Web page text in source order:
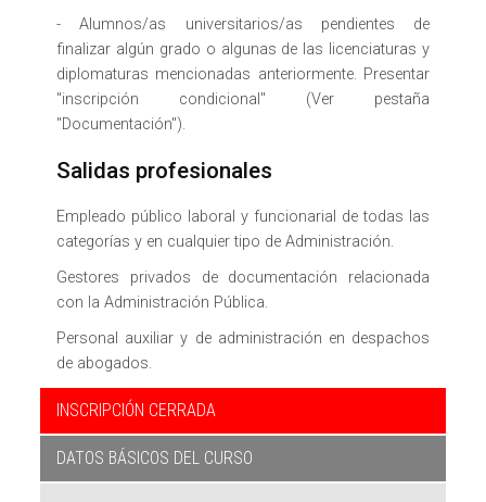
- Alumnos/as universitarios/as pendientes de
finalizar algún grado o algunas de las licenciaturas y
diplomaturas mencionadas anteriormente. Presentar
"inscripción condicional" (Ver pestaña
"Documentación").
Salidas profesionales
Empleado público laboral y funcionarial de todas las
categorías y en cualquier tipo de Administración.
Gestores privados de documentación relacionada
con la Administración Pública.
Personal auxiliar y de administración en despachos
de abogados.
INSCRIPCIÓN CERRADA
DATOS BÁSICOS DEL CURSO